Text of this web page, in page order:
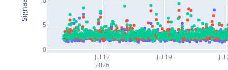
Jul 12
2026
Jul 19 Jul
0
5